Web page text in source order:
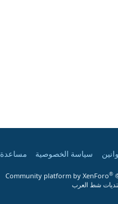
سياسة الخصوصية مساعدة
Community platform by XenForo®
شط العرب